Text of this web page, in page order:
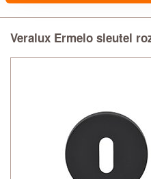
Veralux Ermelo sleutel